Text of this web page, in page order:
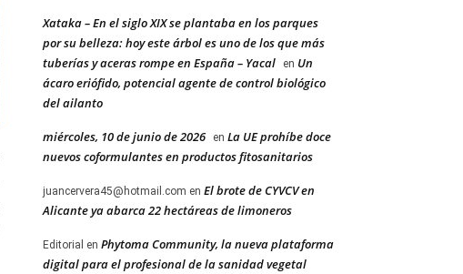
Xataka – En el siglo XIX se plantaba en los parques
por su belleza: hoy este árbol es uno de los que más
tuberías y aceras rompe en España – Yacal
en Un
ácaro eriófido, potencial agente de control biológico
del ailanto
miércoles, 10 de junio de 2026 en La UE prohíbe doce
nuevos coformulantes en productos fitosanitarios
juancervera45@hotmail.com en El brote de CYVCV en
Alicante ya abarca 22 hectáreas de limoneros
Editorial en Phytoma Community, la nueva plataforma
digital para el profesional de la sanidad vegetal